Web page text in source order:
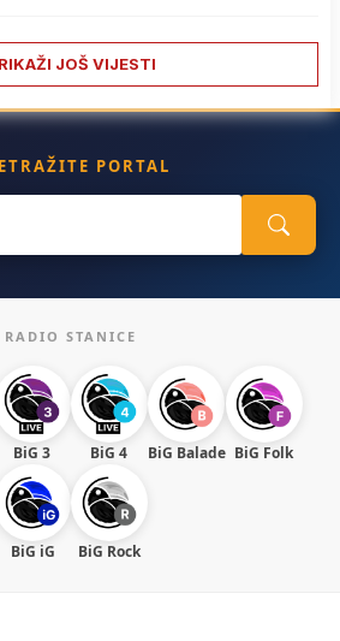
JOŠ VIJESTI
PORTAL
RADIO STANICE
BiG 3 BiG 4 BiG Balade BiG Folk
BiG iG BiG Rock